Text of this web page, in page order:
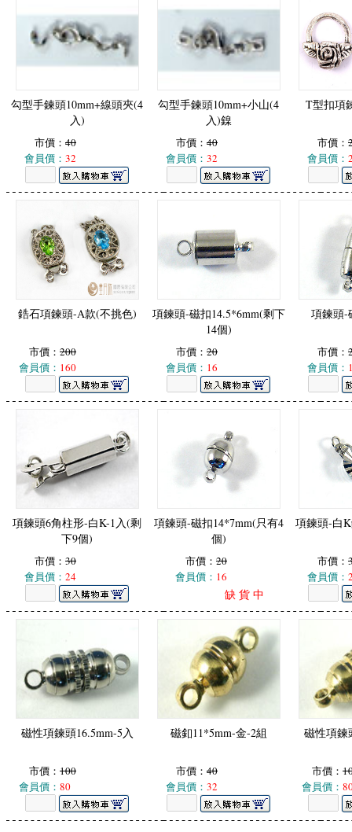
勾型手鍊頭10mm+線頭夾(4
入)
市價： 40
會員價： 32
勾型手鍊頭10mm+小山(4
入)鎳
市價： 40
會員價： 32
T型扣項
市價：
會員價：
鋯石項鍊頭-A款(不挑色)
市價： 200
會員價： 160
項鍊頭-磁扣14.5*6mm(剩下
14個)
市價： 20
會員價： 16
項鍊頭-
市價：
會員價：
項鍊頭6角柱形-白K-1入(剩
下9個)
市價： 30
會員價： 24
項鍊頭-磁扣14*7mm(只有4
個)
市價： 20
會員價： 16
缺 貨 中
項鍊頭-白
市價：
會員價：
磁性項鍊頭16.5mm-5入
市價： 100
會員價： 80
磁釦11*5mm-金-2組
市價： 40
會員價： 32
磁性項鍊
市價：
會員價：